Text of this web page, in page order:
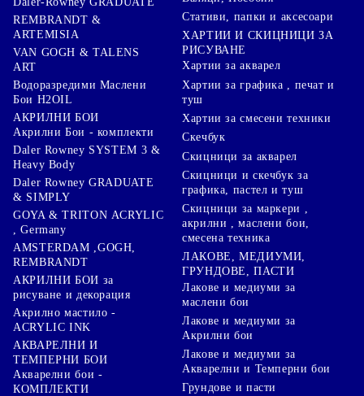
REMBRANDT &
ARTEMISIA
VAN GOGH & TALENS
ART
Водоразредими Маслени
Бои H2OIL
АКРИЛНИ БОИ
Акрилни Бои - комплекти
Daler Rowney SYSTEM 3 &
Heavy Body
Daler Rowney GRADUATE
& SIMPLY
GOYA & TRITON АCRYLIC
, Germany
AMSTERDAM ,GOGH,
REMBRANDT
АКРИЛНИ БОИ за
рисуване и декорация
Акрилно мастило -
ACRYLIC INK
АКВАРЕЛНИ И
ТЕМПЕРНИ БОИ
Акварелни бои -
КОМПЛЕКТИ
Стативи, папки и аксесоари
ХАРТИИ И СКИЦНИЦИ ЗА
РИСУВАНЕ
Хартии за акварел
Хартии за графика , печат и
туш
Хартии за смесени техники
Скечбук
Скицници за акварел
Скицници и скечбук за
графика, пастел и туш
Скицници за маркери ,
акрилни , маслени бои,
смесена техника
ЛАКОВЕ, МЕДИУМИ,
ГРУНДОВЕ, ПАСТИ
Лакове и медиуми за
маслени бои
Лакове и медиуми за
Акрилни бои
Лакове и медиуми за
Акварелни и Темперни бои
Грундове и пасти